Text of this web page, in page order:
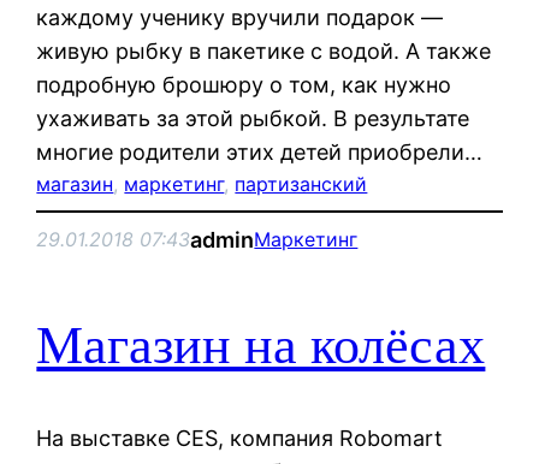
каждому ученику вручили подарок —
живую рыбку в пакетике с водой. А также
подробную брошюру о том, как нужно
ухаживать за этой рыбкой. В результате
многие родители этих детей приобрели…
магазин, маркетинг, партизанский
29.01.2018 07:43adminМаркетинг
Магазин на колёсах
На выставке CES, компания Robomart